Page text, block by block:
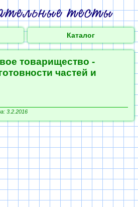
Каталог
товарищество -
частей и
3.2.2016